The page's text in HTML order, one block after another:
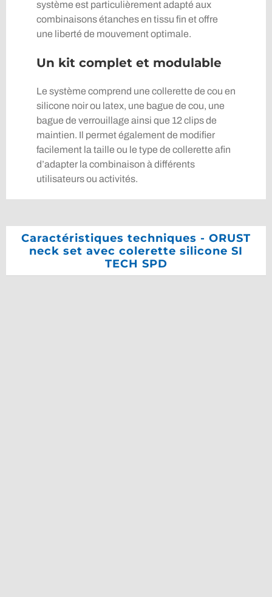
système est particulièrement adapté aux
combinaisons étanches en tissu fin et offre
une liberté de mouvement optimale.
Un kit complet et modulable
Le système comprend une collerette de cou en
silicone noir ou latex, une bague de cou, une
bague de verrouillage ainsi que 12 clips de
maintien. Il permet également de modifier
facilement la taille ou le type de collerette afin
d’adapter la combinaison à différents
utilisateurs ou activités.
Caractéristiques techniques - ORUST
neck set avec colerette silicone SI
TECH SPD